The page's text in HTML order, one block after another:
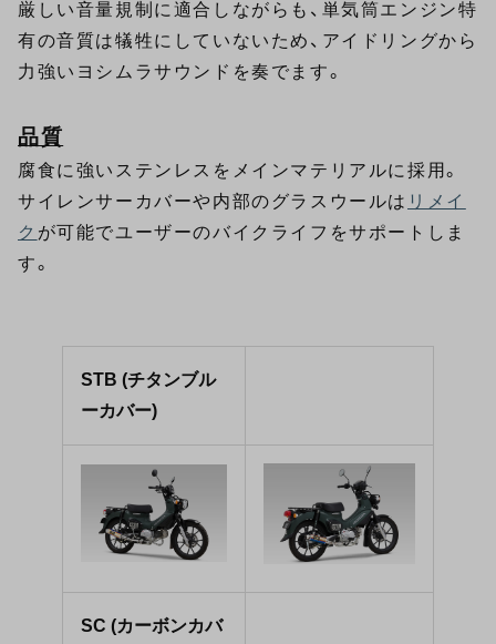
厳しい音量規制に適合しながらも、単気筒エンジン特
有の音質は犠牲にしていないため、アイドリングから
力強いヨシムラサウンドを奏でます。
品質
腐食に強いステンレスをメインマテリアルに採用。
サイレンサーカバーや内部のグラスウールは リメイ
ク が可能でユーザーのバイクライフをサポートしま
す。
STB (チタンブル
ーカバー)
SC (カーボンカバ